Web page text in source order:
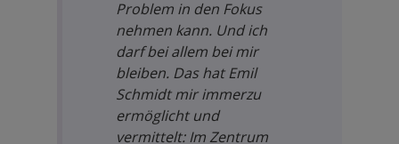
Problem in den Fokus
nehmen kann. Und ich
darf bei allem bei mir
bleiben. Das hat Emil
Schmidt mir immerzu
ermöglicht und
vermittelt: Im Zentrum